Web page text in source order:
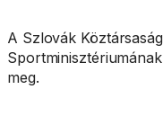
A Szlovák
meg.